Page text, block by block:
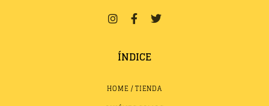
ÍNDICE
HOME / TIENDA